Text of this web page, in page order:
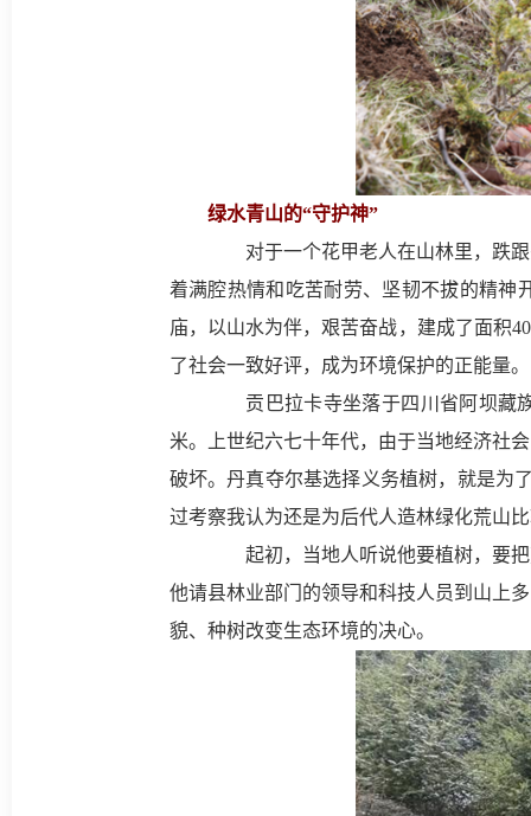
绿水青山的“守护神”
对于一个花甲老人在山林里，跌跟
着满腔热情和吃苦耐劳、坚韧不拔的精神
庙，以山水为伴，艰苦奋战，建成了面积
了社会一致好评，成为环境保护的正能量。
贡巴拉卡寺坐落于四川省阿坝藏族
米。上世纪六七十年代，由于当地经济社
破坏。丹真夺尔基选择义务植树，就是为
过考察我认为还是为后代人造林绿化荒山
起初，当地人听说他要植树，要把
他请县林业部门的领导和科技人员到山上
貌、种树改变生态环境的决心。